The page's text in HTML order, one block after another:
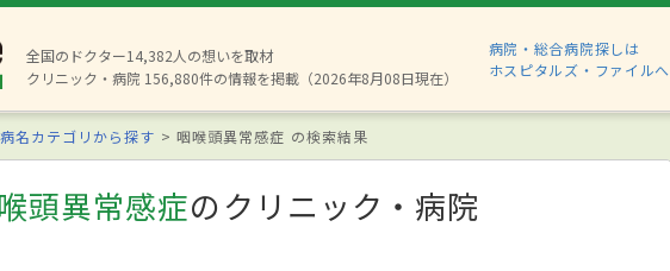
全国のドクター14,382人の想いを取材
クリニック・病院 156,880件の情報を掲載（2026年8月08日現在）
病院・総合病院探しは
ホスピタルズ・ファイルへ
病名カテゴリから探す 咽喉頭異常感症 の検索結果
頭異常感症のクリニック・病院